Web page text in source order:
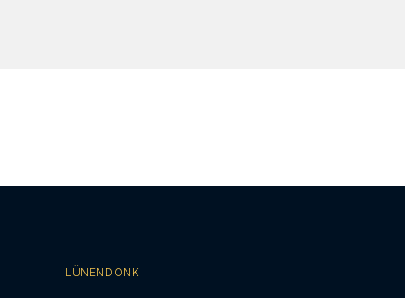
LÜNENDONK